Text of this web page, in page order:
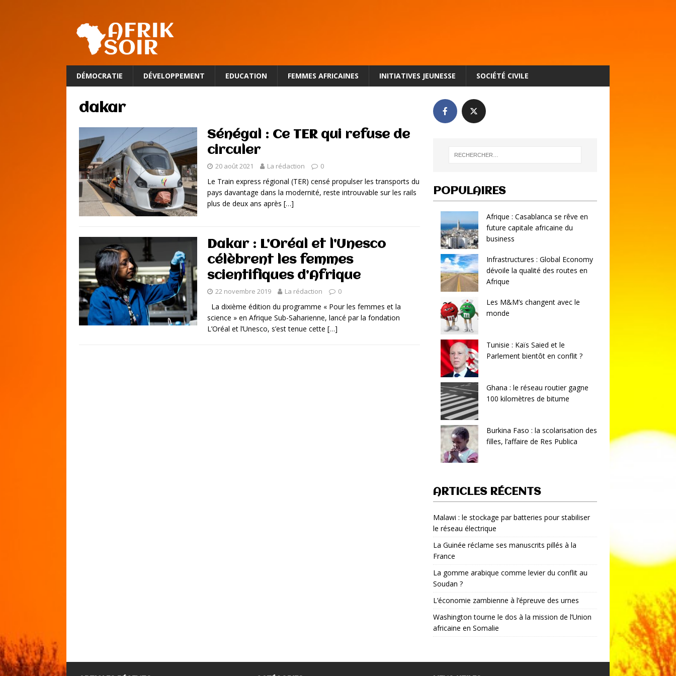
DÉMOCRATIE DÉVELOPPEMENT EDUCATION FEMMES AFRICAINES INITIATIVES JEUNESSE SOCIÉTÉ CIVILE
dakar
Sénégal : Ce TER qui refuse de
circuler
20 août 2021 La rédaction 0
Le Train express régional (TER) censé propulser les transports du
pays davantage dans la modernité, reste introuvable sur les rails
plus de deux ans après […]
Dakar : L’Oréal et l’Unesco
célèbrent les femmes
scientifiques d’Afrique
22 novembre 2019 La rédaction 0
La dixième édition du programme « Pour les femmes et la
science » en Afrique Sub-Saharienne, lancé par la fondation
L’Oréal et l’Unesco, s’est tenue cette […]
POPULAIRES
Afrique : Casablanca se rêve en
future capitale africaine du
business
Infrastructures : Global Economy
dévoile la qualité des routes en
Afrique
Les M&M’s changent avec le
monde
Tunisie : Kaïs Saied et le
Parlement bientôt en conflit ?
Ghana : le réseau routier gagne
100 kilomètres de bitume
Burkina Faso : la scolarisation des
filles, l’affaire de Res Publica
ARTICLES RÉCENTS
Malawi : le stockage par batteries pour stabiliser
le réseau électrique
La Guinée réclame ses manuscrits pillés à la
France
La gomme arabique comme levier du conflit au
Soudan ?
L’économie zambienne à l’épreuve des urnes
Washington tourne le dos à la mission de l’Union
africaine en Somalie